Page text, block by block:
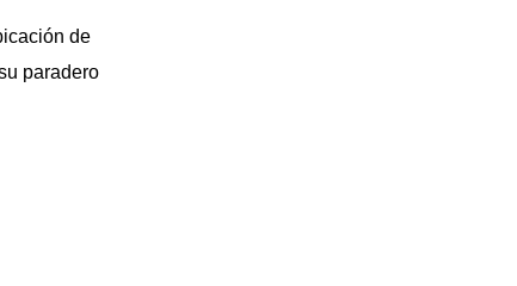
de
paradero